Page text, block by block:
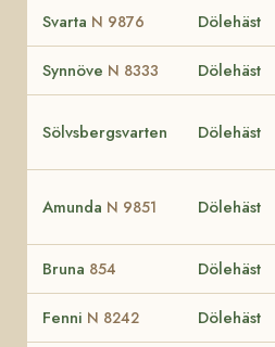
Svarta N 9876 Dölehäst
Synnöve N 8333 Dölehäst
Sölvsbergsvarten Dölehäst
Amunda N 9851 Dölehäst
Bruna 854 Dölehäst
Fenni N 8242 Dölehäst